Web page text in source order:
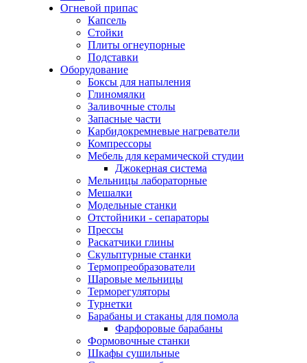
Огневой припас
Капсель
Стойки
Плиты огнеупорные
Подставки
Оборудование
Боксы для напыления
Глиномялки
Заливочные столы
Запасные части
Карбидокремневые нагреватели
Компрессоры
Мебель для керамической студии
Джокерная система
Мельницы лабораторные
Мешалки
Модельные станки
Отстойники - сепараторы
Прессы
Раскатчики глины
Скульптурные станки
Термопреобразователи
Шаровые мельницы
Терморегуляторы
Турнетки
Барабаны и стаканы для помола
Фарфоровые барабаны
Формовочные станки
Шкафы сушильные